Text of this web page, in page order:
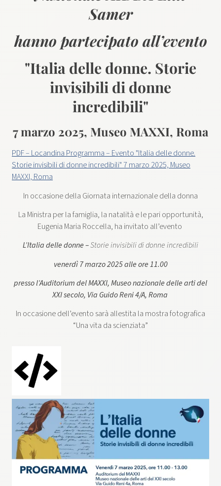
Samer
hanno partecipato all’evento
"Italia delle donne. Storie
invisibili di donne
incredibili"
7 marzo 2025, Museo MAXXI, Roma
PDF – Locandina Programma – Evento "Italia delle donne.
Storie invisibili di donne incredibili" 7 marzo 2025, Museo
MAXXI, Roma
In occasione della Giornata internazionale della donna
La Ministra per la famiglia, la natalità e le pari opportunità,
Eugenia Maria Roccella, ha invitato all’evento
L’Italia delle donne –Storie invisibili di donne incredibili
venerdì 7 marzo 2025 alle ore 11.00
presso l’Auditorium del MAXXI, Museo nazionale delle arti del
XXI secolo, Via Guido Reni 4/A, Roma
In occasione dell’evento sarà allestita la mostra fotografica
“Una vita da scienziata”